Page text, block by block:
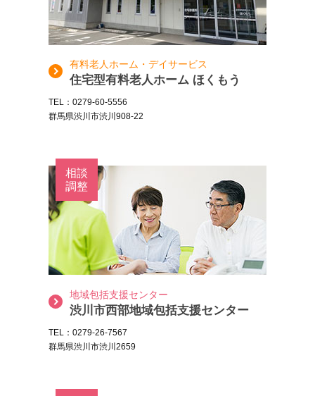
有料老人ホーム・デイサービス
住宅型有料老人ホーム ほくもう
TEL：0279-60-5556
群馬県渋川市渋川908-22
相談
調整
地域包括支援センター
渋川市西部地域包括支援センター
TEL：0279-26-7567
群馬県渋川市渋川2659